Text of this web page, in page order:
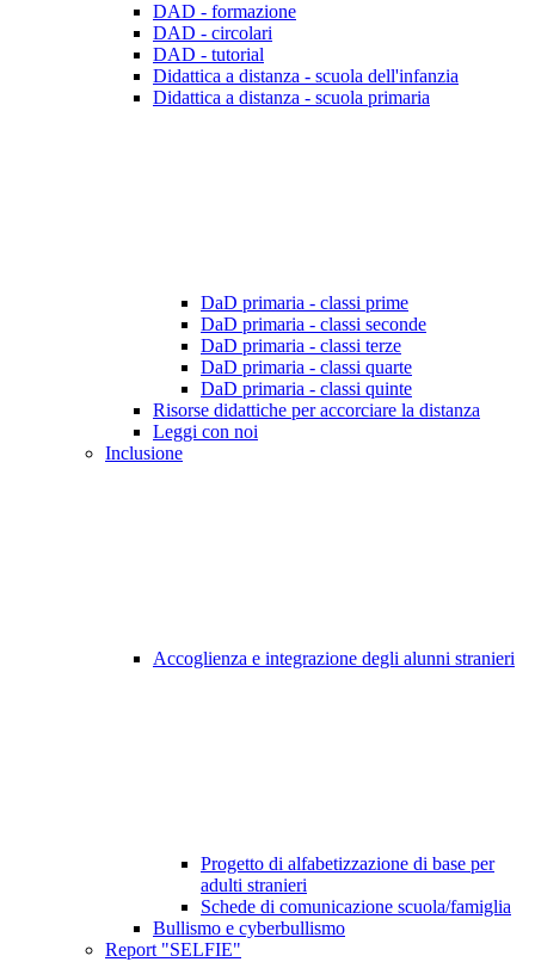
DAD - formazione
DAD - circolari
DAD - tutorial
Didattica a distanza - scuola dell'infanzia
Didattica a distanza - scuola primaria
DaD primaria - classi prime
DaD primaria - classi seconde
DaD primaria - classi terze
DaD primaria - classi quarte
DaD primaria - classi quinte
Risorse didattiche per accorciare la distanza
Leggi con noi
Inclusione
Accoglienza e integrazione degli alunni stranieri
Progetto di alfabetizzazione di base per
adulti stranieri
Schede di comunicazione scuola/famiglia
Bullismo e cyberbullismo
Report "SELFIE"